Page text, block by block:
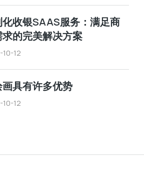
化收银SAAS服务：满足商
的完美解决方案
12
具有许多优势
12